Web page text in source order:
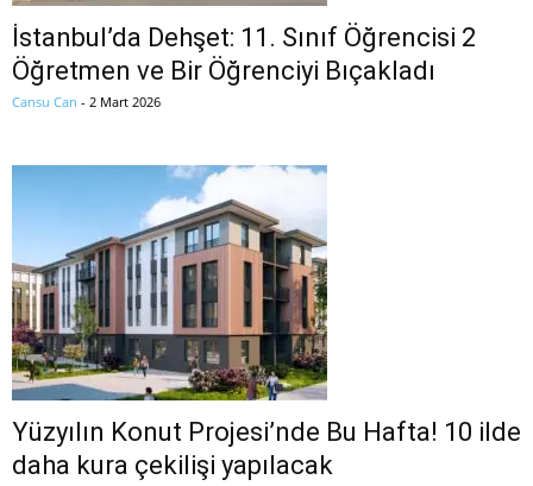
İstanbul’da Dehşet: 11. Sınıf Öğrencisi 2
Öğretmen ve Bir Öğrenciyi Bıçakladı
Cansu Can - 2 Mart 2026
Yüzyılın Konut Projesi’nde Bu Hafta! 10 ilde
daha kura çekilişi yapılacak